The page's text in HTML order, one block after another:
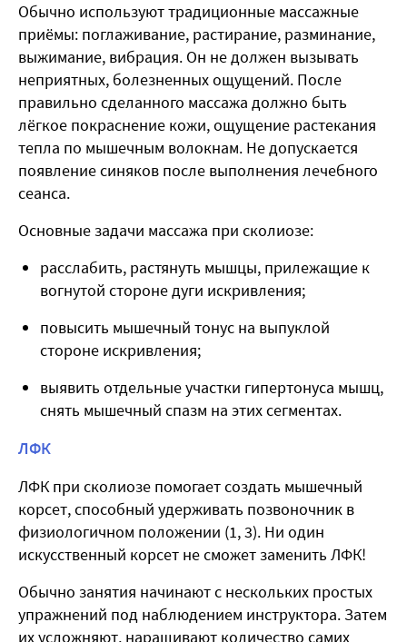
Обычно используют традиционные массажные
приёмы: поглаживание, растирание, разминание,
выжимание, вибрация. Он не должен вызывать
неприятных, болезненных ощущений. После
правильно сделанного массажа должно быть
лёгкое покраснение кожи, ощущение растекания
тепла по мышечным волокнам. Не допускается
появление синяков после выполнения лечебного
сеанса.
Основные задачи массажа при сколиозе:
расслабить, растянуть мышцы, прилежащие к
вогнутой стороне дуги искривления;
повысить мышечный тонус на выпуклой
стороне искривления;
выявить отдельные участки гипертонуса мышц,
снять мышечный спазм на этих сегментах.
ЛФК
ЛФК при сколиозе помогает создать мышечный
корсет, способный удерживать позвоночник в
физиологичном положении (1, 3). Ни один
искусственный корсет не сможет заменить ЛФК!
Обычно занятия начинают с нескольких простых
упражнений под наблюдением инструктора. Затем
их усложняют, наращивают количество самих